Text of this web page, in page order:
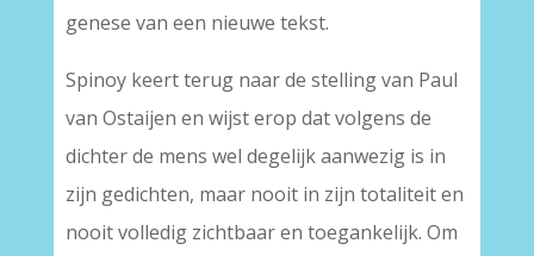
genese van een nieuwe tekst.
Spinoy keert terug naar de stelling van Paul
van Ostaijen en wijst erop dat volgens de
dichter de mens wel degelijk aanwezig is in
zijn gedichten, maar nooit in zijn totaliteit en
nooit volledig zichtbaar en toegankelijk. Om